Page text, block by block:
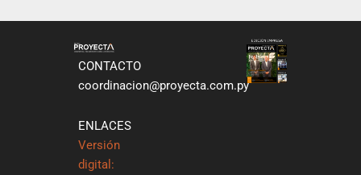
CONTACTO
coordinacion@proyecta.com.py
ENLACES
Versión
digital: